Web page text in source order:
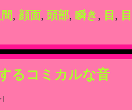
, 顔面, 頭部, 瞬き , 目 ,
るコミカルな音
|